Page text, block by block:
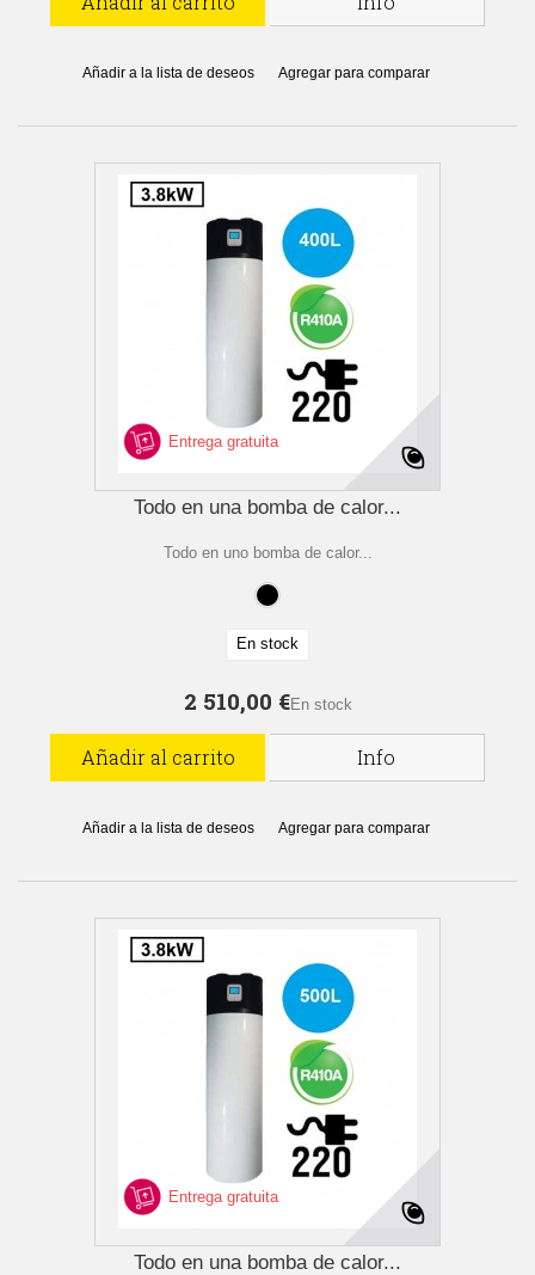
Añadir a la lista de deseos Agregar para comparar
Entrega gratuita
Todo en una bomba de calor...
Todo en uno bomba de calor...
En stock
2 510,00 €En stock
Añadir al carrito Info
Añadir a la lista de deseos Agregar para comparar
Entrega gratuita
Todo en una bomba de calor...